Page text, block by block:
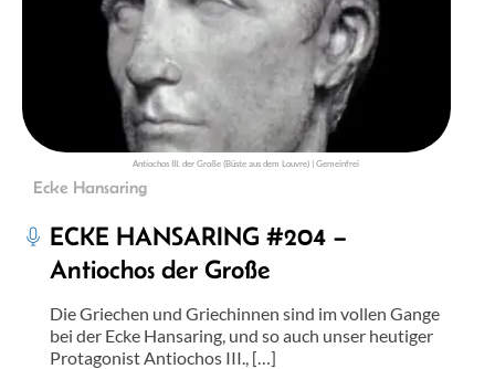
Antiochos III. der Große (Büste aus dem Louvre) | Gemeinfrei
Ecke Hansaring
ECKE HANSARING #204 –
Antiochos der Große
Die Griechen und Griechinnen sind im vollen Gange
bei der Ecke Hansaring, und so auch unser heutiger
Protagonist Antiochos III., […]